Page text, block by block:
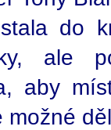
do
ale
aby